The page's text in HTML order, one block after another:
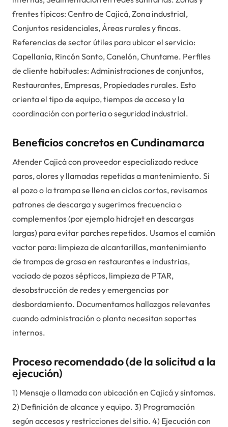
frentes típicos: Centro de Cajicá, Zona industrial,
Conjuntos residenciales, Áreas rurales y fincas.
Referencias de sector útiles para ubicar el servicio:
Capellanía, Rincón Santo, Canelón, Chuntame. Perfiles
de cliente habituales: Administraciones de conjuntos,
Restaurantes, Empresas, Propiedades rurales. Esto
orienta el tipo de equipo, tiempos de acceso y la
coordinación con portería o seguridad industrial.
Beneficios concretos en Cundinamarca
Atender Cajicá con proveedor especializado reduce
paros, olores y llamadas repetidas a mantenimiento. Si
el pozo o la trampa se llena en ciclos cortos, revisamos
patrones de descarga y sugerimos frecuencia o
complementos (por ejemplo hidrojet en descargas
largas) para evitar parches repetidos. Usamos el camión
vactor para: limpieza de alcantarillas, mantenimiento
de trampas de grasa en restaurantes e industrias,
vaciado de pozos sépticos, limpieza de PTAR,
desobstrucción de redes y emergencias por
desbordamiento. Documentamos hallazgos relevantes
cuando administración o planta necesitan soportes
internos.
Proceso recomendado (de la solicitud a la
ejecución)
1) Mensaje o llamada con ubicación en Cajicá y síntomas.
2) Definición de alcance y equipo. 3) Programación
según accesos y restricciones del sitio. 4) Ejecución con